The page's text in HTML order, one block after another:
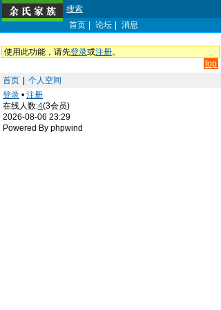
搜索
首页
论坛 消息
使用此功能，请先登录或注册。
top
首页
个人空间
登录 • 注册
在线人数:4(3会员)
2026-08-06 23:29
Powered By phpwind